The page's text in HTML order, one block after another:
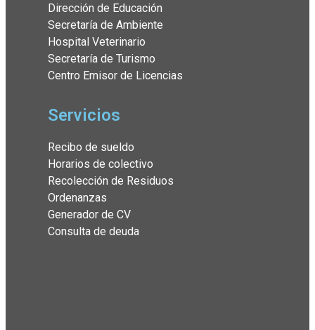
Dirección de Educación
Secretaría de Ambiente
Hospital Veterinario
Secretaría de Turismo
Centro Emisor de Licencias
Servicios
Recibo de sueldo
Horarios de colectivo
Recolección de Residuos
Ordenanzas
Generador de CV
Consulta de deuda